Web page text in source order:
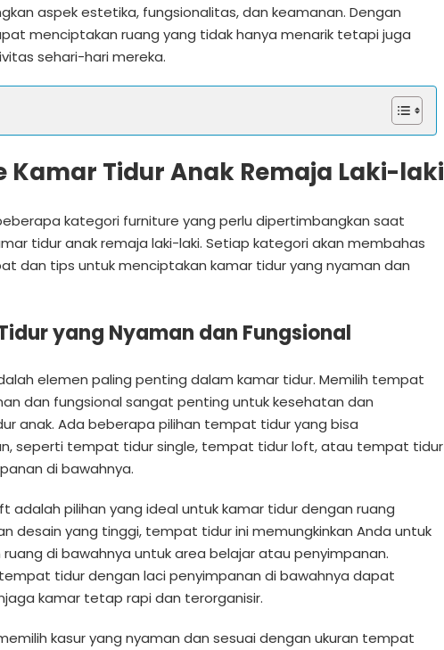
aspek estetika, fungsionalitas, dan keamanan. Dengan
menciptakan ruang yang tidak hanya menarik tetapi juga
sehari-hari mereka.
Kamar Tidur Anak Remaja Laki-laki
kategori furniture yang perlu dipertimbangkan saat
tidur anak remaja laki-laki. Setiap kategori akan membahas
dan tips untuk menciptakan kamar tidur yang nyaman dan
yang Nyaman dan Fungsional
elemen paling penting dalam kamar tidur. Memilih tempat
dan fungsional sangat penting untuk kesehatan dan
anak. Ada beberapa pilihan tempat tidur yang bisa
seperti tempat tidur single, tempat tidur loft, atau tempat tidur
di bawahnya.
adalah pilihan yang ideal untuk kamar tidur dengan ruang
desain yang tinggi, tempat tidur ini memungkinkan Anda untuk
di bawahnya untuk area belajar atau penyimpanan.
tidur dengan laci penyimpanan di bawahnya dapat
kamar tetap rapi dan terorganisir.
kasur yang nyaman dan sesuai dengan ukuran tempat